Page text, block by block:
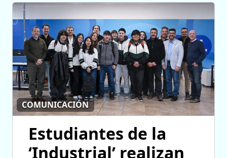
COMUNICACIÓN
Estudiantes de la
‘Industrial’ realizan